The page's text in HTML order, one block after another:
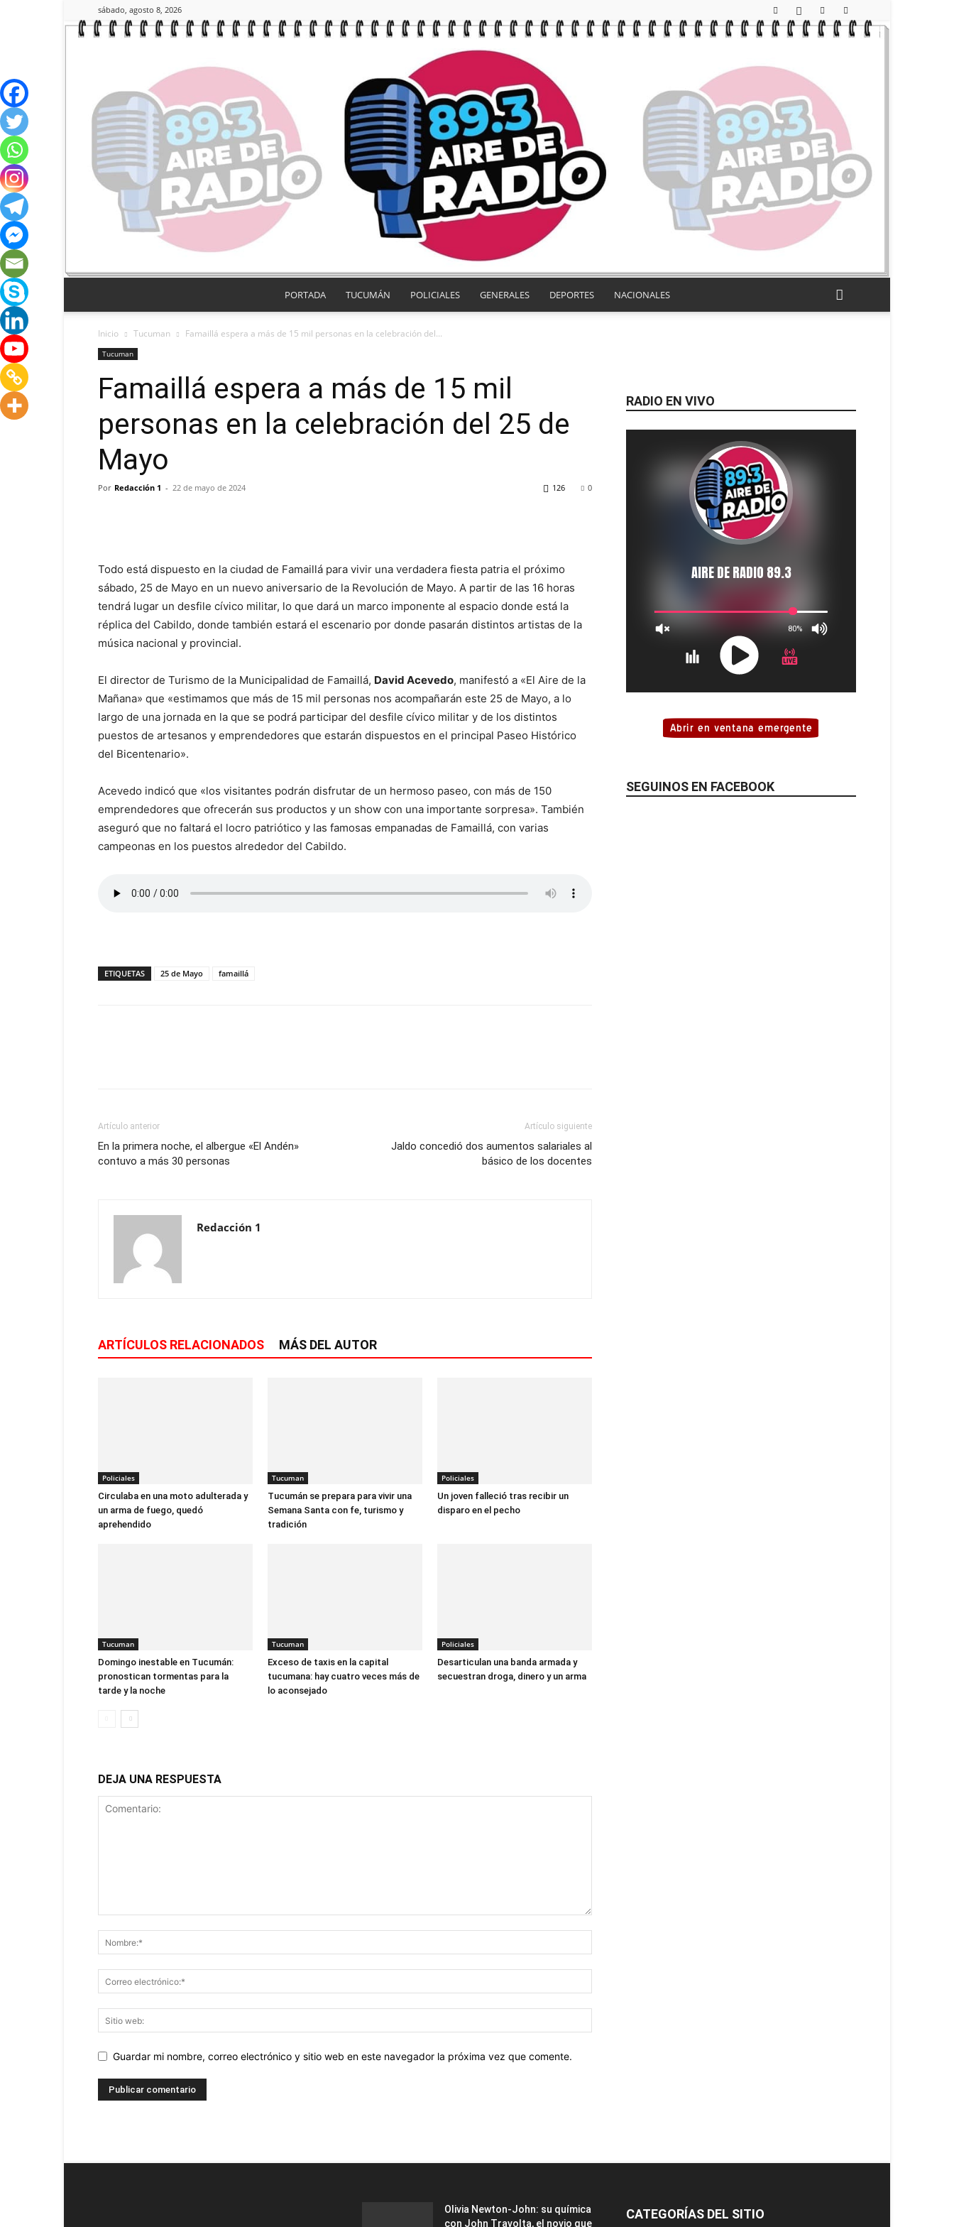
sábado, agosto 8, 2026
DE
PORTADA TUCUMÁN POLICIALES GENERALES DEPORTES NACIONALES
Inicio Tucuman Famaillá espera a más de 15 mil personas en la celebración del...
Tucuman
Famaillá espera a más de 15 mil
personas en la celebración del 25 de
Mayo
Por Redacción 1 - 22 de mayo de 2024 0
126
Todo está dispuesto en la ciudad de Famaillá para vivir una verdadera fiesta patria el próximo
sábado, 25 de Mayo en un nuevo aniversario de la Revolución de Mayo. A partir de las 16 horas
tendrá lugar un desfile cívico militar, lo que dará un marco imponente al espacio donde está la
réplica del Cabildo, donde también estará el escenario por donde pasarán distintos artistas de la
música nacional y provincial.
El director de Turismo de la Municipalidad de Famaillá, David Acevedo, manifestó a «El Aire de la
Mañana» que «estimamos que más de 15 mil personas nos acompañarán este 25 de Mayo, a lo
largo de una jornada en la que se podrá participar del desfile cívico militar y de los distintos
puestos de artesanos y emprendedores que estarán dispuestos en el principal Paseo Histórico
del Bicentenario».
Acevedo indicó que «los visitantes podrán disfrutar de un hermoso paseo, con más de 150
emprendedores que ofrecerán sus productos y un show con una importante sorpresa». También
aseguró que no faltará el locro patriótico y las famosas empanadas de Famaillá, con varias
campeonas en los puestos alrededor del Cabildo.
ETIQUETAS 25 de Mayo famaillá
Artículo anterior
En la primera noche, el albergue «El Andén»
contuvo a más 30 personas
Artículo siguiente
Jaldo concedió dos aumentos salariales al
básico de los docentes
Redacción 1
ARTÍCULOS RELACIONADOS MÁS DEL AUTOR
Policiales
Circulaba en una moto adulterada y
un arma de fuego, quedó
aprehendido
Tucuman
Tucumán se prepara para vivir una
Semana Santa con fe, turismo y
tradición
Policiales
Un joven falleció tras recibir un
disparo en el pecho
Tucuman
Domingo inestable en Tucumán:
pronostican tormentas para la
tarde y la noche
Tucuman
Exceso de taxis en la capital
tucumana: hay cuatro veces más de
lo aconsejado
Policiales
Desarticulan una banda armada y
secuestran droga, dinero y un arma
DEJA UNA RESPUESTA
Guardar mi nombre, correo electrónico y sitio web en este navegador la próxima vez que comente.
RADIO EN VIVO
SEGUINOS EN FACEBOOK
Olivia Newton-John: su química
con John Travolta, el novio que
CATEGORÍAS DEL SITIO